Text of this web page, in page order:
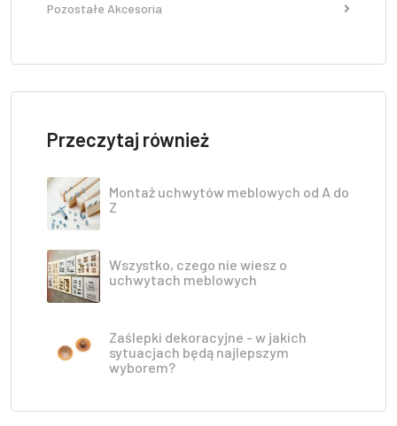
Pozostałe Akcesoria
Przeczytaj również
Montaż uchwytów meblowych od A do
Z
Wszystko, czego nie wiesz o
uchwytach meblowych
Zaślepki dekoracyjne - w jakich
sytuacjach będą najlepszym
wyborem?